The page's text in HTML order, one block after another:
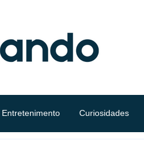
Entretenimento Curiosidades